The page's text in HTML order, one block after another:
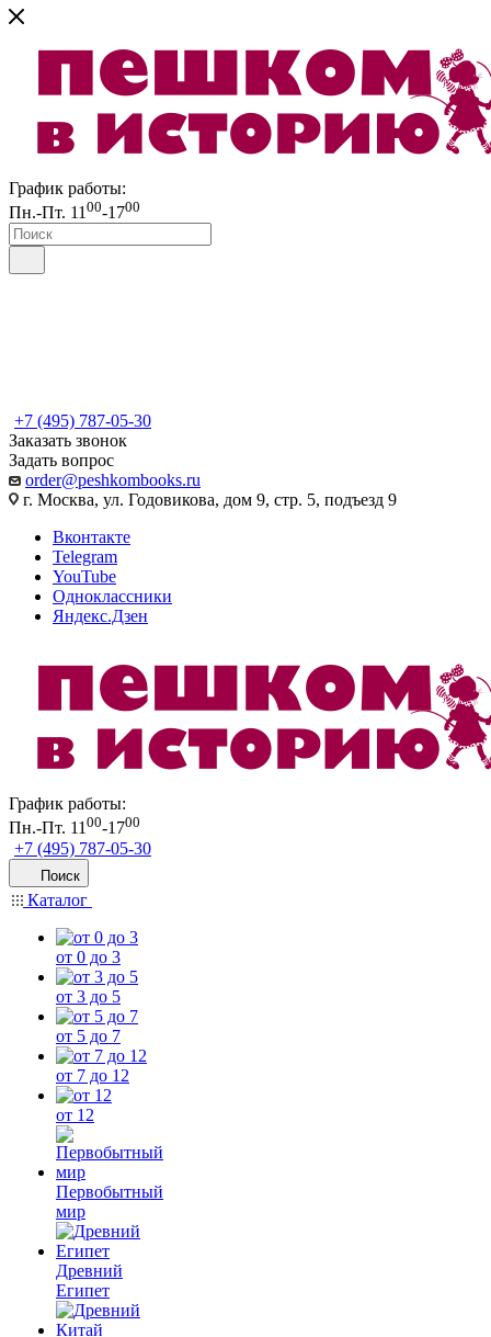
График работы:
Пн.-Пт. 11 00-1700
+7 (495) 787-05-30
Заказать звонок
Задать вопрос
order@peshkombooks.ru
г. Москва, ул. Годовикова, дом 9, стр. 5, подъезд 9
Вконтакте
Telegram
YouTube
Одноклассники
Яндекс.Дзен
График работы:
Пн.-Пт. 1100-1700
+7 (495) 787-05-30
Поиск
Каталог
от 0 до 3
от 3 до 5
от 5 до 7
от 7 до 12
от 12
Первобытный
мир
Древний
Египет